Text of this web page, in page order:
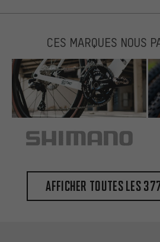
CES MARQUES NOUS
Afficher toutes les